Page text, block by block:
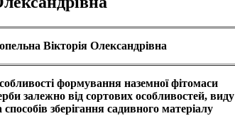
Вікторія Олександрівна
формування наземної фітомаси
залежно від сортових особливостей, виду
способів зберігання садивного матеріалу